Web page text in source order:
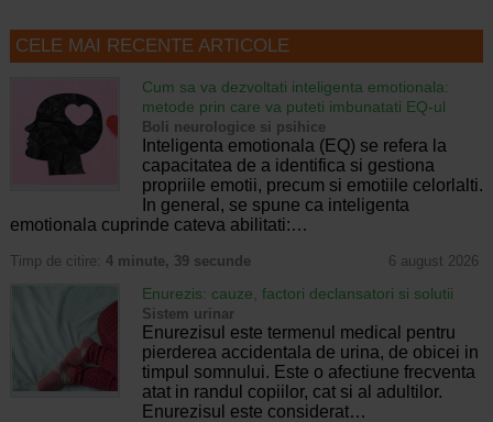
CELE MAI RECENTE ARTICOLE
Cum sa va dezvoltati inteligenta emotionala:
metode prin care va puteti imbunatati EQ-ul
Boli neurologice si psihice
Inteligenta emotionala (EQ) se refera la
capacitatea de a identifica si gestiona
propriile emotii, precum si emotiile celorlalti.
In general, se spune ca inteligenta
emotionala cuprinde cateva abilitati:…
Timp de citire: 4 minute, 39 secunde 6 august 2026
Enurezis: cauze, factori declansatori si solutii
Sistem urinar
Enurezisul este termenul medical pentru
pierderea accidentala de urina, de obicei in
timpul somnului. Este o afectiune frecventa
atat in randul copiilor, cat si al adultilor.
Enurezisul este considerat…